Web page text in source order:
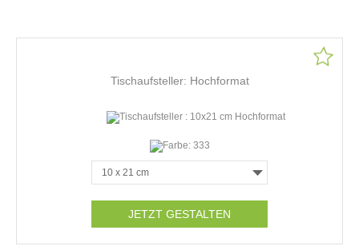
Tischaufsteller: Hochformat
JETZT GESTALTEN